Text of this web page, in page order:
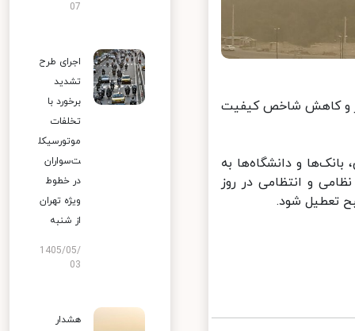
و کاهش شاخص کیفیت
و دانشگاه‌ها به
و انتظامی در روز
07
اجرای طرح
تشدید
برخورد با
تخلفات
موتورسیکل
ت‌سواران
در خطوط
ویژه تهران
از شنبه
1405/05/
03
هشدار